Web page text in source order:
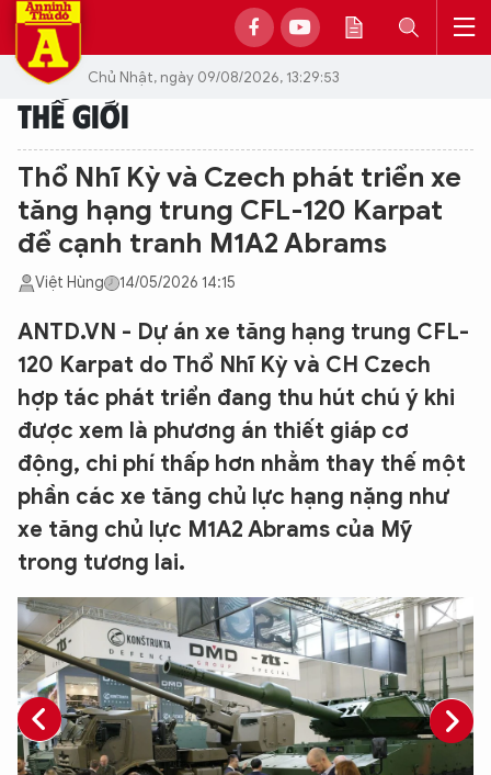
Chủ Nhật, ngày 09/08/2026, 13:29:53
THẾ GIỚI
Thổ Nhĩ Kỳ và Czech phát triển xe
tăng hạng trung CFL-120 Karpat
để cạnh tranh M1A2 Abrams
Việt Hùng 14/05/2026 14:15
ANTD.VN - Dự án xe tăng hạng trung CFL-
120 Karpat do Thổ Nhĩ Kỳ và CH Czech
hợp tác phát triển đang thu hút chú ý khi
được xem là phương án thiết giáp cơ
động, chi phí thấp hơn nhằm thay thế một
phần các xe tăng chủ lực hạng nặng như
xe tăng chủ lực M1A2 Abrams của Mỹ
trong tương lai.